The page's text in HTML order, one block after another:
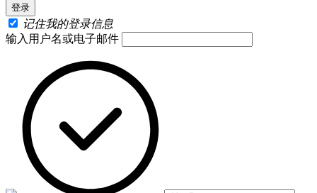
记住我的登录信息
输入用户名或电子邮件